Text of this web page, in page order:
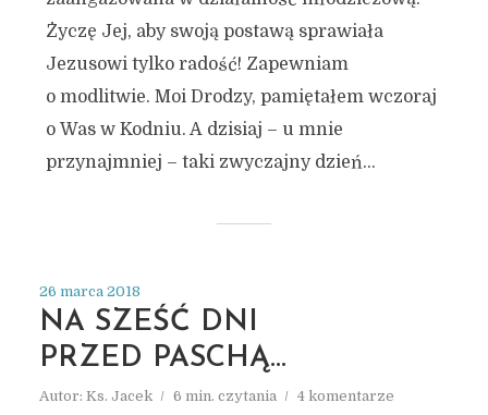
Życzę Jej, aby swoją postawą sprawiała
Jezusowi tylko radość! Zapewniam
o modlitwie. Moi Drodzy, pamiętałem wczoraj
o Was w Kodniu. A dzisiaj – u mnie
przynajmniej – taki zwyczajny dzień...
26 marca 2018
NA SZEŚĆ DNI
PRZED PASCHĄ…
Autor: Ks. Jacek 6 min. czytania 4 komentarze